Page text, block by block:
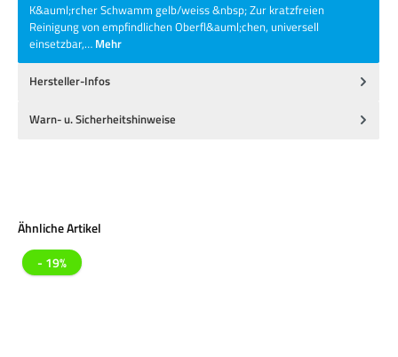
K&auml;rcher Schwamm gelb/weiss &nbsp; Zur kratzfreien
Reinigung von empfindlichen Oberfl&auml;chen, universell
einsetzbar,… Mehr
Hersteller-Infos
Warn- u. Sicherheitshinweise
Produktgalerie überspringen
Ähnliche Artikel
- 19%